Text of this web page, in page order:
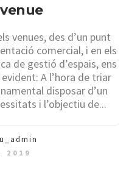
venues, des d’un punt
comercial, i en els
de gestió d’espais, ens
A l’hora de triar
disposar d’un
i l’objectiu de...
2019